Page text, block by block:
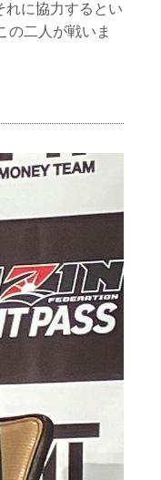
れに協力するとい
の二人が戦いま